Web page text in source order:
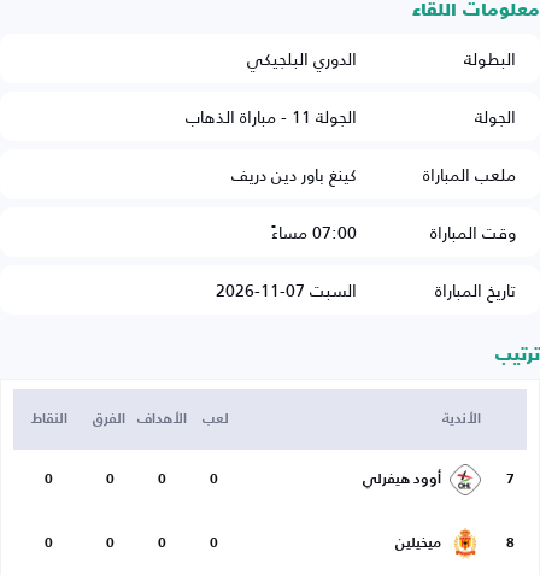
معلومات اللقاء
البطولة
الدوري البلجيكي
الجولة
الجولة 11 - مباراة الذهاب
ملعب المباراة
كينغ باور دين دريف
وقت المباراة
07:00 مساءً
تاريخ المباراة
السبت 07-11-2026
ترتيب
الأندية لعب الأهداف الفرق النقاط
7 أوود هيفرلي 0
0
0
0
8 ميخيلين 0
0
0
0